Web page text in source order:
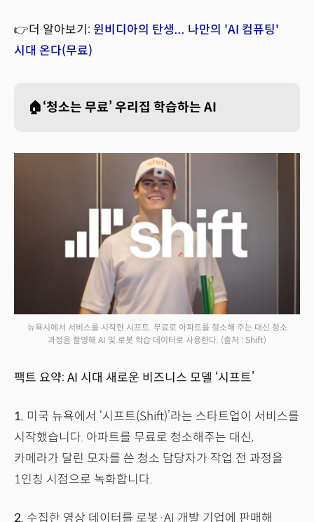
👉더 알아보기: 윈비디아의 탄생... 나만의 'AI 컴퓨팅'
시대 온다(무료)
🏠‘청소는 무료’ 우리집 학습하는 AI
뉴욕시에서 서비스를 시작한 시프트. 무료로 아파트를 청소해 주는 대신 청소
과정을 촬영해 AI 및 로봇 학습 데이터로 사용한다. (출처 : Shift)
팩트 요약: AI 시대 새로운 비즈니스 모델 ‘시프트’
1. 미국 뉴욕에서 ‘시프트(Shift)’라는 스타트업이 서비스를
시작했습니다. 아파트를 무료로 청소해주는 대신,
카메라가 달린 모자를 쓴 청소 담당자가 작업 전 과정을
1인칭 시점으로 녹화합니다.
2. 수집한 영상 데이터를 로봇·AI 개발 기업에 판매해